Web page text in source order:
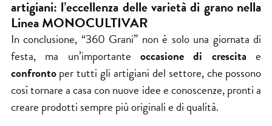
artigiani: l’eccellenza delle varietà di grano nella
Linea MONOCULTIVAR
In conclusione, “360 Grani” non è solo una giornata di
festa, ma un’importante occasione di crescita e
confrontoper tutti gli artigiani del settore, che possono
così tornare a casa con nuove idee e conoscenze, pronti a
creare prodotti sempre più originali e di qualità.